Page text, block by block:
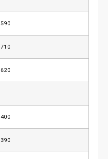
590
710
620
400
390